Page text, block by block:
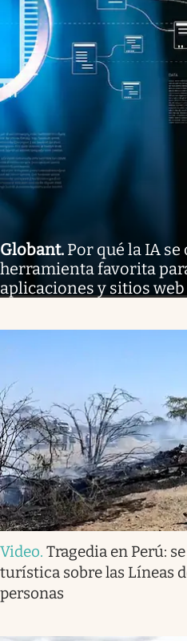
Globant. Por qué la IA
herramienta favorita
aplicaciones y sitios web
Video. Tragedia en Perú:
turística sobre las Líneas
personas